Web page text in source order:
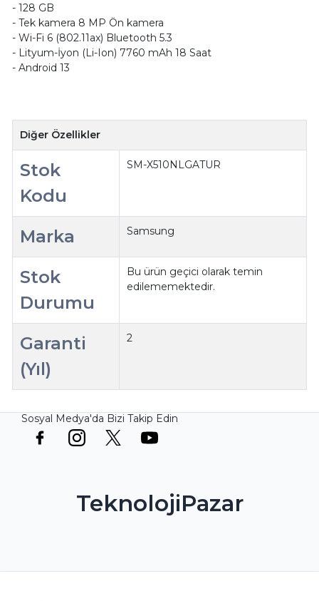
- 128 GB
- Tek kamera 8 MP Ön kamera
- Wi-Fi 6 (802.11ax) Bluetooth 5.3
- Lityum-İyon (Li-Ion) 7760 mAh 18 Saat
- Android 13
Diğer Özellikler
Stok
Kodu
SM-X510NLGATUR
Marka Samsung
Stok
Durumu
Bu ürün geçici olarak temin
edilememektedir.
Garanti
(Yıl)
2
Sosyal Medya'da Bizi Takip Edin
TeknolojiPazar